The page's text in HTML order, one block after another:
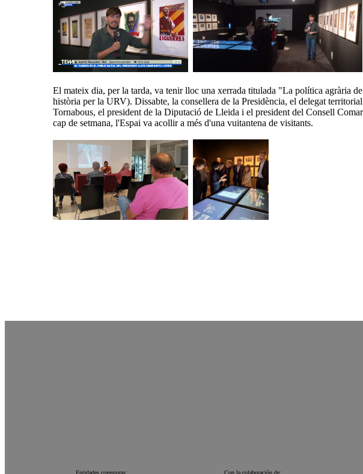
El mateix dia, per la tarda, va tenir lloc una xerrada titulada "La política agrària
història per la URV). Dissabte, la consellera de la Presidència, el delegat
Tornabous, el president de la Diputació de Lleida i el president del Consell
cap de setmana, l'Espai va acollir a més d'una vuitantena de visitants.
Entidades cogestoras: Con la colaboración de: